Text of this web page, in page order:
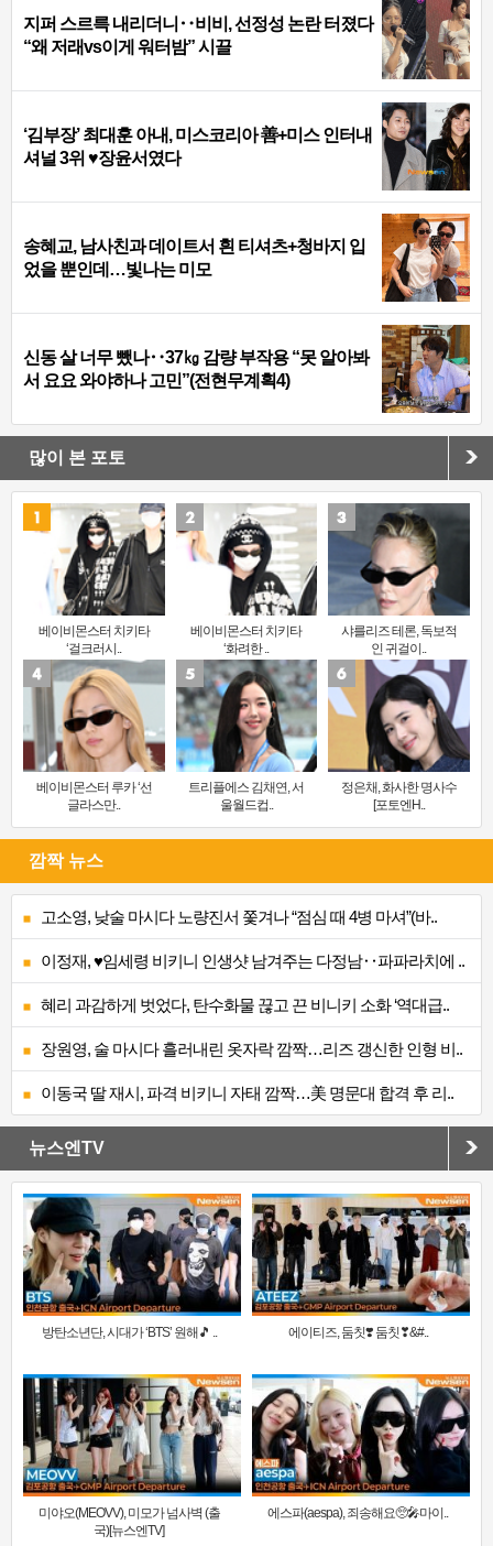
지퍼 스르륵 내리더니‥비비, 선정성 논란 터졌다
“왜 저래vs이게 워터밤” 시끌
‘김부장’ 최대훈 아내, 미스코리아 善+미스 인터내
셔널 3위 ♥장윤서였다
송혜교, 남사친과 데이트서 흰 티셔츠+청바지 입
었을 뿐인데…빛나는 미모
신동 살 너무 뺐나‥37㎏ 감량 부작용 “못 알아봐
서 요요 와야하나 고민”(전현무계획4)
많이 본 포토
베이비몬스터 치키타
‘걸크러시..
베이비몬스터 치키타
‘화려한 ..
샤를리즈 테론, 독보적
인 귀걸이..
베이비몬스터 루카 ‘선
글라스만..
트리플에스 김채연, 서
울월드컵..
정은채, 화사한 명사수
[포토엔H..
깜짝 뉴스
고소영, 낮술 마시다 노량진서 쫓겨나 “점심 때 4병 마셔”(바..
이정재, ♥임세령 비키니 인생샷 남겨주는 다정남‥파파라치에 ..
혜리 과감하게 벗었다, 탄수화물 끊고 끈 비니키 소화 ‘역대급..
장원영, 술 마시다 흘러내린 옷자락 깜짝…리즈 갱신한 인형 비..
이동국 딸 재시, 파격 비키니 자태 깜짝…美 명문대 합격 후 리..
뉴스엔TV
방탄소년단, 시대가 ‘BTS’ 원해🎵 .. 에이티즈, 둠칫❣️ 둠칫❣&#..
미야오(MEOVV), 미모가 넘사벽 (출
국)[뉴스엔TV]
에스파(aespa), 죄송해요🥺🎤마이..